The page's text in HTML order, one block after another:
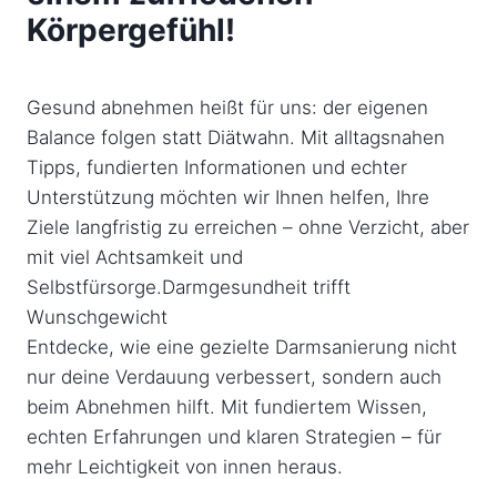
Körpergefühl!
Gesund abnehmen heißt für uns: der eigenen
Balance folgen statt Diätwahn. Mit alltagsnahen
Tipps, fundierten Informationen und echter
Unterstützung möchten wir Ihnen helfen, Ihre
Ziele langfristig zu erreichen – ohne Verzicht, aber
mit viel Achtsamkeit und
Selbstfürsorge.Darmgesundheit trifft
Wunschgewicht
Entdecke, wie eine gezielte Darmsanierung nicht
nur deine Verdauung verbessert, sondern auch
beim Abnehmen hilft. Mit fundiertem Wissen,
echten Erfahrungen und klaren Strategien – für
mehr Leichtigkeit von innen heraus.